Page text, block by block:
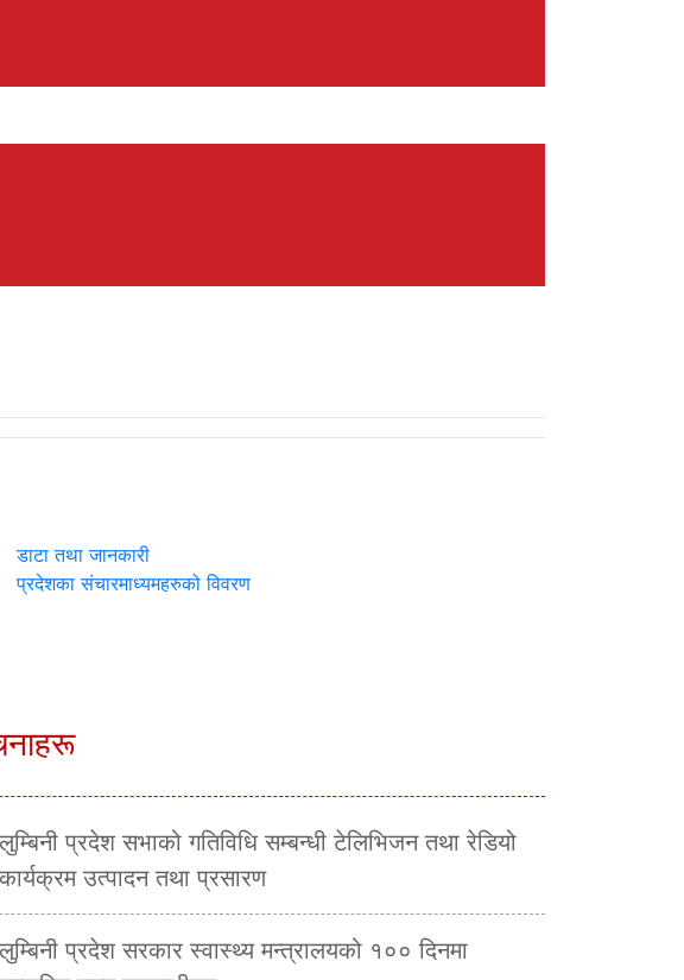
डाटा तथा जानकारी
प्रदेशका संचारमाध्यमहरुको विवरण
लुम्बिनी प्रदेश सभाको गतिविधि सम्बन्धी टेलिभिजन तथा रेडियो
कार्यक्रम उत्पादन तथा प्रसारण
लुम्बिनी प्रदेश सरकार स्वास्थ्य मन्त्रालयको १०० दिनमा